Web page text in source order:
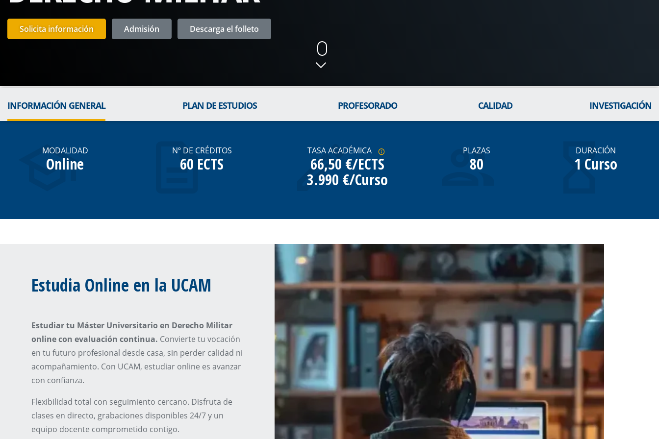
Solicita información Admisión Descarga el folleto
INFORMACIÓN GENERAL PLAN DE ESTUDIOS PROFESORADO CALIDAD INVESTIGACIÓN
MODALIDAD
Online
Nº DE CRÉDITOS
60 ECTS
TASA ACADÉMICA
66,50 €/ECTS
3.990 €/Curso
PLAZAS
80
DURACIÓN
1 Curso
Estudia Online en la UCAM
Estudiar tu Máster Universitario en Derecho Militar
online con evaluación continua. Convierte tu vocación
en tu futuro profesional desde casa, sin perder calidad ni
acompañamiento. Con UCAM, estudiar online es avanzar
con confianza.
Flexibilidad total con seguimiento cercano. Disfruta de
clases en directo, grabaciones disponibles 24/7 y un
equipo docente comprometido contigo.